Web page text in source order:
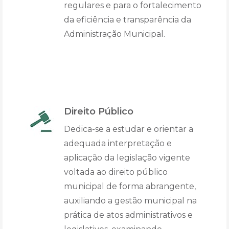
regulares e para o fortalecimento
da eficiência e transparência da
Administração Municipal.
Direito Público
Dedica-se a estudar e orientar a
adequada interpretação e
aplicação da legislação vigente
voltada ao direito público
municipal de forma abrangente,
auxiliando a gestão municipal na
prática de atos administrativos e